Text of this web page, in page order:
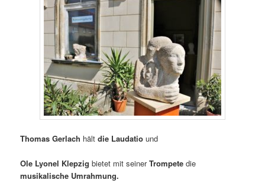
Thomas Gerlach hält die Laudatiound
Ole Lyonel Klepzigbietet mit seinerTrompetedie
musikalische Umrahmung.